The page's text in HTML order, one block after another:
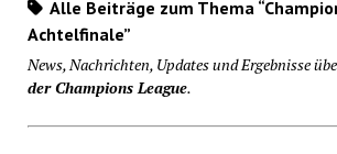
Alle Beiträge zum Thema
Achtelfinale”
News, Nachrichten, Updates und Ergebnisse
der Champions League.